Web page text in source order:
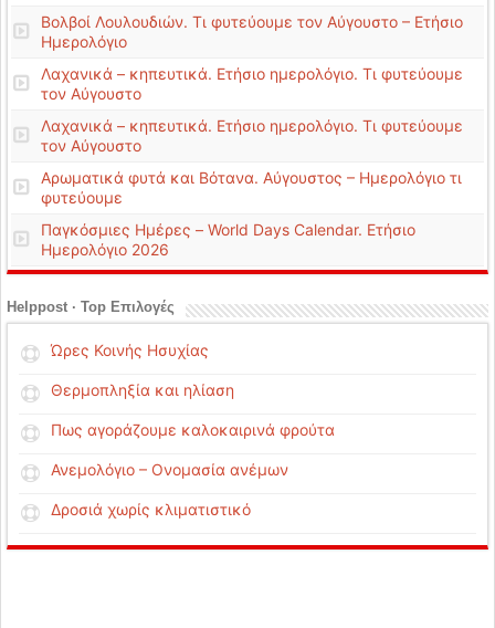
Βολβοί Λουλουδιών. Τι φυτεύουμε τον Αύγουστο – Ετήσιο
Ημερολόγιο
Λαχανικά – κηπευτικά. Ετήσιο ημερολόγιο. Τι φυτεύουμε
τον Αύγουστο
Λαχανικά – κηπευτικά. Ετήσιο ημερολόγιο. Τι φυτεύουμε
τον Αύγουστο
Αρωματικά φυτά και Βότανα. Αύγουστος – Ημερολόγιο τι
φυτεύουμε
Παγκόσμιες Ημέρες – World Days Calendar. Ετήσιο
Ημερολόγιο 2026
Helppost · Top Επιλογές
Ώρες Κοινής Ησυχίας
Θερμοπληξία και ηλίαση
Πως αγοράζουμε καλοκαιρινά φρούτα
Ανεμολόγιο – Ονομασία ανέμων
Δροσιά χωρίς κλιματιστικό